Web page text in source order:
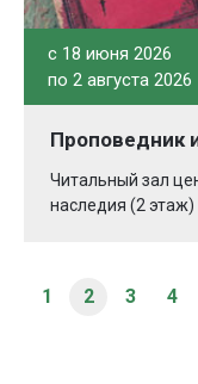
c 18 июня 2026
по 2 августа 2026
Проповедник
Читальный зал
наследия (2 этаж)
1 2 3 4